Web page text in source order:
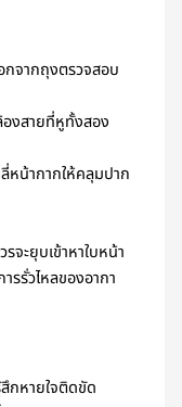
กจากถุงตรวจสอบ
งสายที่หูทั้งสอง
หน้ากากให้คลุมปาก
จะยุบเข้าหาใบหน้า
รรั่วไหลของอากา
กหายใจติดขัด